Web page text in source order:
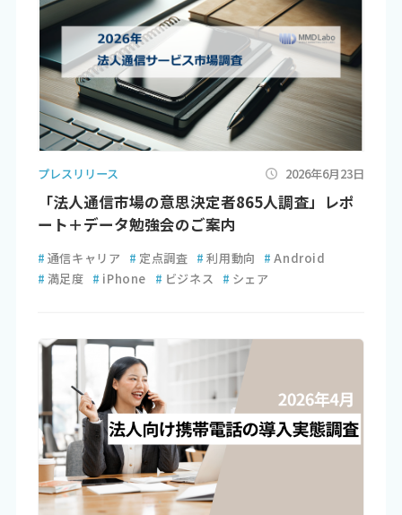
プレスリリース 2026年6月23日
「法人通信市場の意思決定者865人調査」レポ
ート＋データ勉強会のご案内
# 通信キャリア # 定点調査 # 利用動向 # Android
# 満足度 # iPhone # ビジネス # シェア